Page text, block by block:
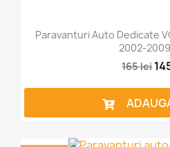
Paravanturi Auto Dedicate
2002-
165 lei